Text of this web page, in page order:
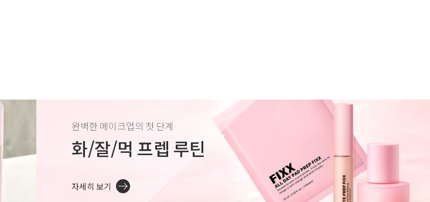
완벽한 메이크업의 첫 단계
화/잘/먹 프렙 루틴
자세히 보기